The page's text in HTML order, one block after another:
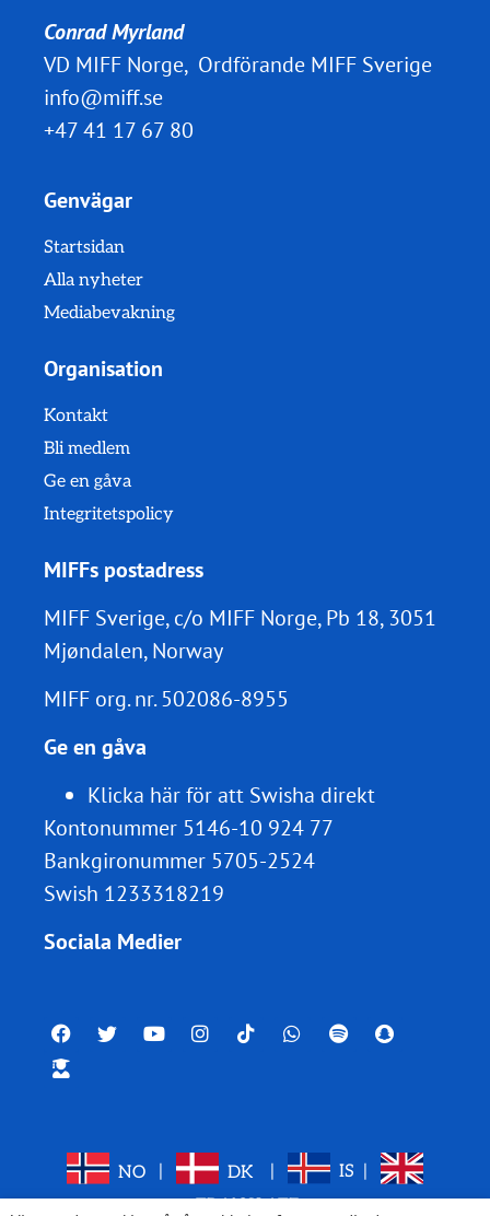
Conrad Myrland
VD MIFF Norge, Ordförande MIFF Sverige
info@miff.se
+47 41 17 67 80
Genvägar
Startsidan
Alla nyheter
Mediabevakning
Organisation
Kontakt
Bli medlem
Ge en gåva
Integritetspolicy
MIFFs postadress
MIFF Sverige, c/o MIFF Norge, Pb 18, 3051
Mjøndalen, Norway
MIFF org. nr.502086-8955
Ge en gåva
Klicka här för att Swisha direkt
Kontonummer 5146-10 924 77
Bankgironummer 5705-2524
Swish 1233318219
Sociala Medier
NO DK IS
TRANSLATE